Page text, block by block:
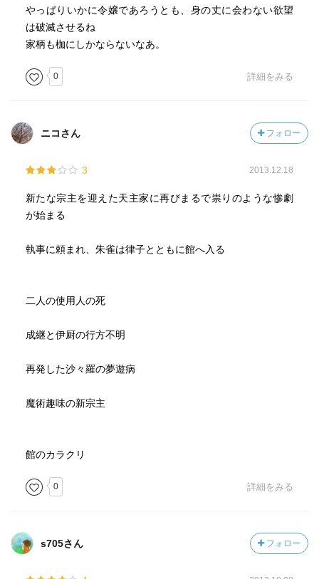
やっぱりいかに令嬢であろうとも、身の丈に会わない欲望
は破滅させるね
家柄も枷にしかならないなあ。
0 詳細をみる
ニコさん フォロー
3 2013.12.18
新たな宗主を迎えた天主家に再びまるで祟りのような惨劇
が始まる
執事に頼まれ、朱雀は律子とともに館へ入る
二人の使用人の死
成継と伊厨の行方不明
再発した沙々羅の夢遊病
魔術趣味の新宗主
館のカラクリ
0 詳細をみる
s705さん フォロー